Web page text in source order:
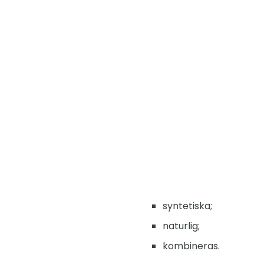
syntetiska;
naturlig;
kombineras.